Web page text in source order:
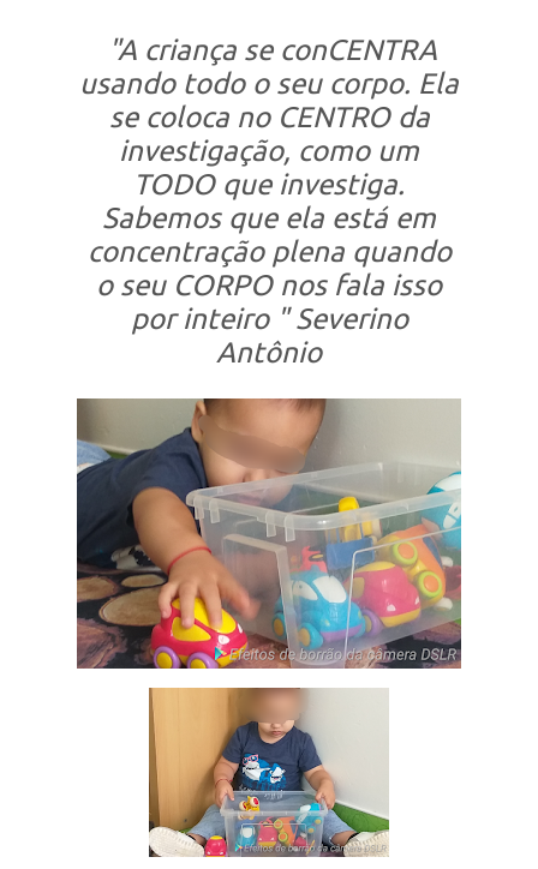
"A criança se conCENTRA
usando todo o seu corpo. Ela
se coloca no CENTRO da
investigação, como um
TODO que investiga.
Sabemos que ela está em
concentração plena quando
o seu CORPO nos fala isso
por inteiro " Severino
Antônio